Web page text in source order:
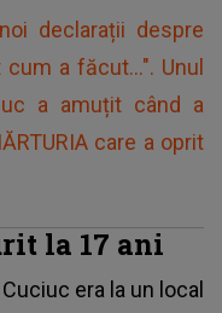
declarații despre
a făcut...". Unul
a amuțit când a
care a oprit
la 17 ani
era la un local